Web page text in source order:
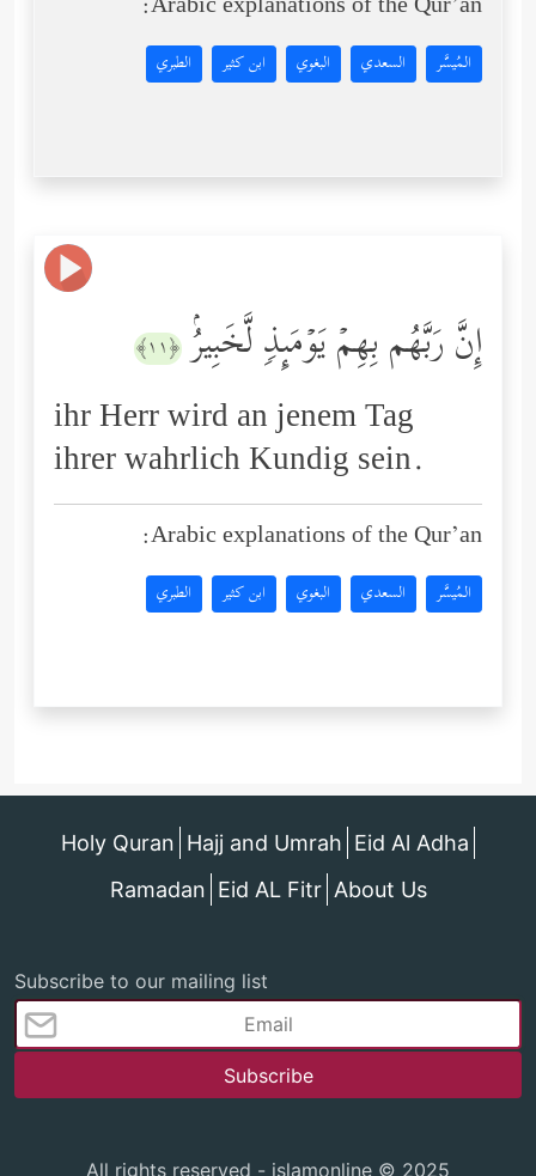
Arabic explanations of the Qur’an:
المُيسَّر السعدي البغوي ابن كثير الطبري
إِنَّ رَبَّهُم بِهِمۡ یَوۡمَىِٕذࣲ لَّخَبِیرُۢ ﴿١١﴾
ihr Herr wird an jenem Tag
ihrer wahrlich Kundig sein.
Arabic explanations of the Qur’an:
المُيسَّر السعدي البغوي ابن كثير الطبري
Holy Quran Hajj and Umrah Eid Al Adha
Ramadan Eid AL Fitr About Us
Subscribe to our mailing list
All rights reserved - islamonline © 2025